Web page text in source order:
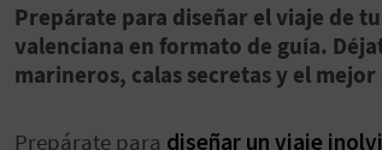
Prepárate para diseñar el viaje de
valenciana en formato de guía.
marineros, calas secretas y el
Prepárate para diseñar un viaje